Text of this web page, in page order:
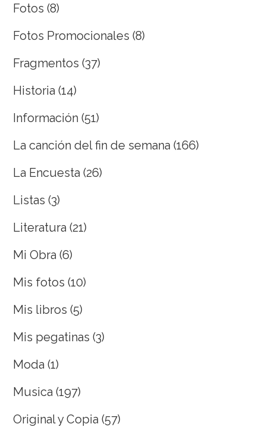
Fotos (8)
Fotos Promocionales (8)
Fragmentos (37)
Historia (14)
Información (51)
La canción del fin de semana (166)
La Encuesta (26)
Listas (3)
Literatura (21)
Mi Obra (6)
Mis fotos (10)
Mis libros (5)
Mis pegatinas (3)
Moda (1)
Musica (197)
Original y Copia (57)